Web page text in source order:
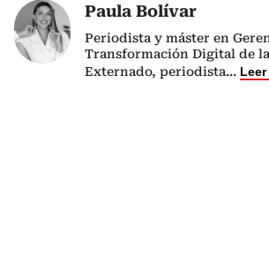
Paula Bolívar
Periodista y máster en
Transformación Digital de
Externado, periodista...